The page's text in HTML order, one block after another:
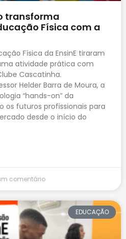
transforma
Física com a
Física da EnsinE tiraram
atividade prática com
Cascatinha.
Helder Barra de Moura, a
“hands-on” da
os futuros profissionais para
desde o início do
comentário
EDUCAÇÃO